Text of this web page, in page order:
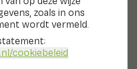
zoals in ons
wordt vermeld.
/cookiebeleid
Koelkast